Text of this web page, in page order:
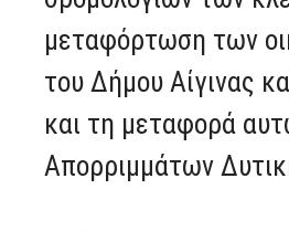
μεταφόρτωση των
του Δήμου Αίγινας
και τη μεταφορά
Απορριμμάτων